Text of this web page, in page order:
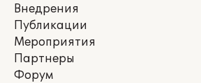
Внедрения
Публикации
Мероприятия
Партнеры
Форум